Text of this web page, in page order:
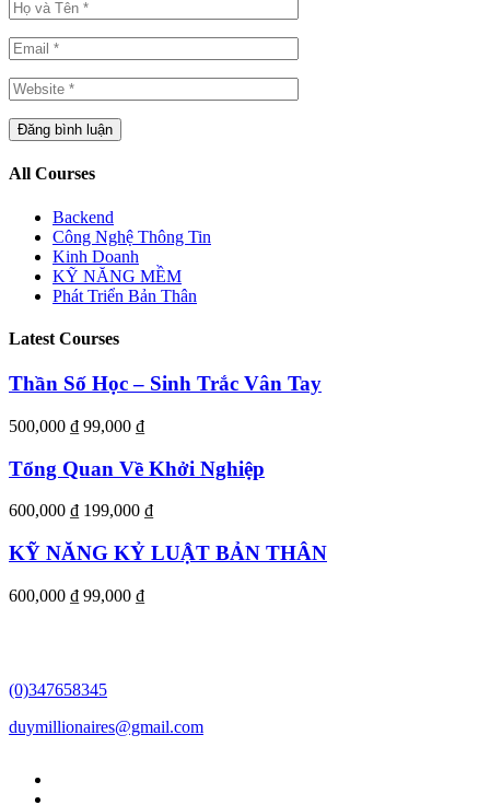
All Courses
Backend
Công Nghệ Thông Tin
Kinh Doanh
KỸ NĂNG MỀM
Phát Triển Bản Thân
Latest Courses
Thần Số Học – Sinh Trắc Vân Tay
500,000 ₫ 99,000 ₫
Tổng Quan Về Khởi Nghiệp
600,000 ₫ 199,000 ₫
KỸ NĂNG KỶ LUẬT BẢN THÂN
600,000 ₫ 99,000 ₫
(0)347658345
duymillionaires@gmail.com